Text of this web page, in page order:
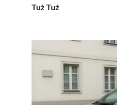
Tuż Tuż